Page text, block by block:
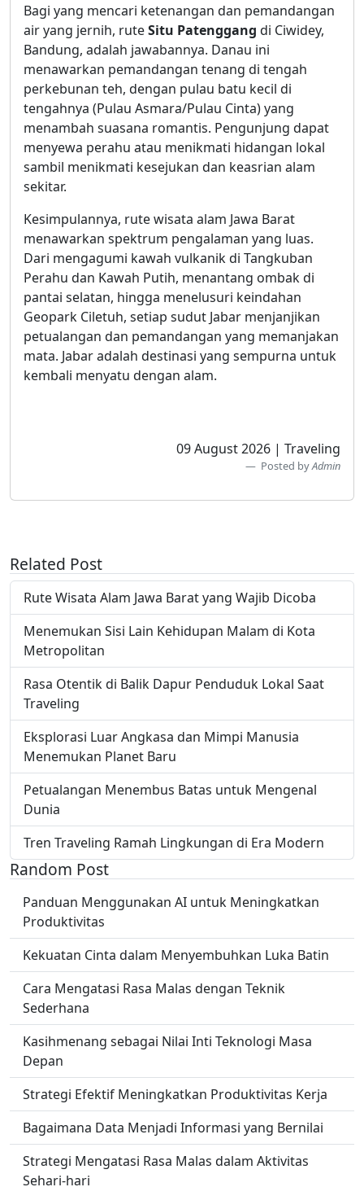
Bagi yang mencari ketenangan dan pemandangan
air yang jernih, ruteSitu Patenggang di Ciwidey,
Bandung, adalah jawabannya. Danau ini
menawarkan pemandangan tenang di tengah
perkebunan teh, dengan pulau batu kecil di
tengahnya (Pulau Asmara/Pulau Cinta) yang
menambah suasana romantis. Pengunjung dapat
menyewa perahu atau menikmati hidangan lokal
sambil menikmati kesejukan dan keasrian alam
sekitar.
Kesimpulannya, rute wisata alam Jawa Barat
menawarkan spektrum pengalaman yang luas.
Dari mengagumi kawah vulkanik di Tangkuban
Perahu dan Kawah Putih, menantang ombak di
pantai selatan, hingga menelusuri keindahan
Geopark Ciletuh, setiap sudut Jabar menjanjikan
petualangan dan pemandangan yang memanjakan
mata. Jabar adalah destinasi yang sempurna untuk
kembali menyatu dengan alam.
09 August 2026 | Traveling
Posted byAdmin
Related Post
Rute Wisata Alam Jawa Barat yang Wajib Dicoba
Menemukan Sisi Lain Kehidupan Malam di Kota
Metropolitan
Rasa Otentik di Balik Dapur Penduduk Lokal Saat
Traveling
Eksplorasi Luar Angkasa dan Mimpi Manusia
Menemukan Planet Baru
Petualangan Menembus Batas untuk Mengenal
Dunia
Tren Traveling Ramah Lingkungan di Era Modern
Random Post
Panduan Menggunakan AI untuk Meningkatkan
Produktivitas
Kekuatan Cinta dalam Menyembuhkan Luka Batin
Cara Mengatasi Rasa Malas dengan Teknik
Sederhana
Kasihmenang sebagai Nilai Inti Teknologi Masa
Depan
Strategi Efektif Meningkatkan Produktivitas Kerja
Bagaimana Data Menjadi Informasi yang Bernilai
Strategi Mengatasi Rasa Malas dalam Aktivitas
Sehari-hari